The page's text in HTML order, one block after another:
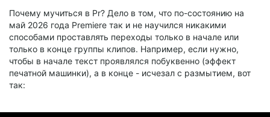
Почему мучиться в Pr? Дело в том, что по-состоянию на
май 2026 года Premiere так и не научился никакими
способами проставлять переходы только в начале или
только в конце группы клипов. Например, если нужно,
чтобы в начале текст проявлялся побуквенно (эффект
печатной машинки), а в конце - исчезал с размытием, вот
так: